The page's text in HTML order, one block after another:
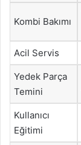
Kombi Bakımı
Acil Servis
Yedek Parça
Temini
Kullanıcı
Eğitimi